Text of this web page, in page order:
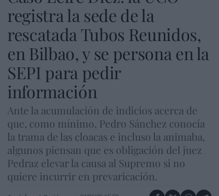
registra la sede de la
rescatada Tubos Reunidos,
en Bilbao, y se persona en la
SEPI para pedir
información
Ante la acumulación de indicios acerca de
que, como mínimo, Pedro Sánchez conocía
la trama de las cloacas e incluso la animaba,
algunos piensan que es obligación del juez
Pedraz elevar la causa al Supremo si no
quiere incurrir en prevaricación.